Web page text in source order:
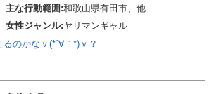
主な行動範囲:和歌山県有田市、他
女性ジャンル:ヤリマンギャル
のかなｖ(*´∀｀*)ｖ？